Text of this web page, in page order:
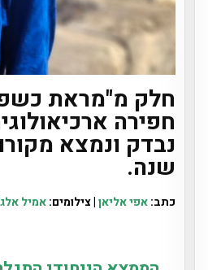
חלק מ"מראת
חפירה
שנה.
כתב:אפי אליאן| צילומים:אמיל